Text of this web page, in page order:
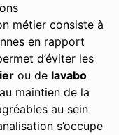
métier consiste à
en rapport
d’éviter les
ou de lavabo
maintien de la
au sein
s’occupe